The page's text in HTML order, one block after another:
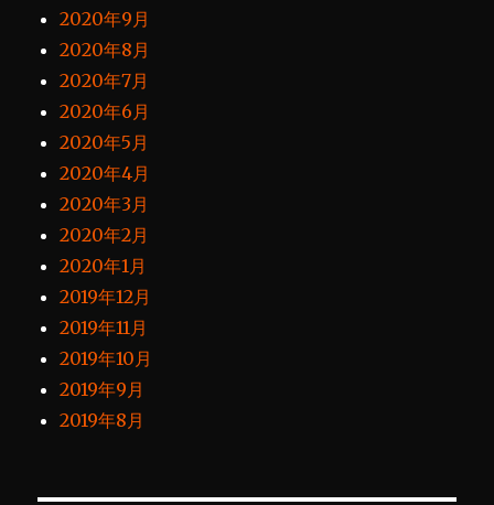
2020年9月
2020年8月
2020年7月
2020年6月
2020年5月
2020年4月
2020年3月
2020年2月
2020年1月
2019年12月
2019年11月
2019年10月
2019年9月
2019年8月